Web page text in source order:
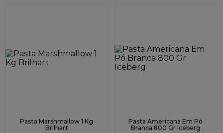
Pasta Marshmallow 1 Kg
Brilhart
Pasta Americana Em Pó
Branca 800 Gr Iceberg